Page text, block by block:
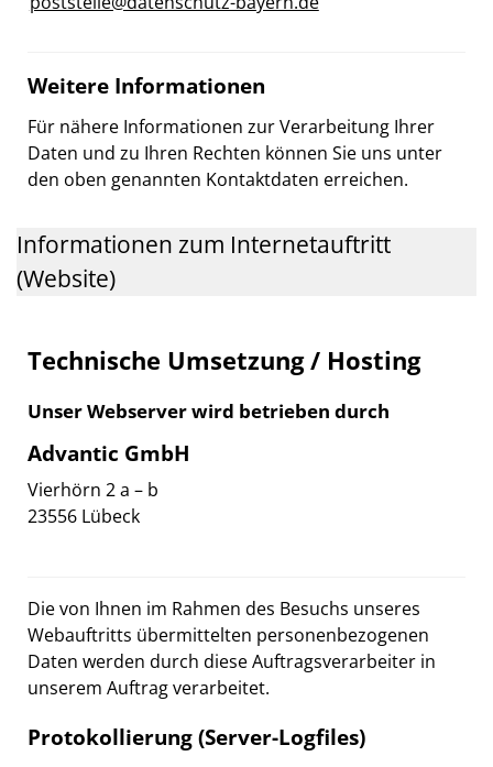
Weitere Informationen
Für nähere Informationen zur Verarbeitung Ihrer
Daten und zu Ihren Rechten können Sie uns unter
den oben genannten Kontaktdaten erreichen.
Informationen zum Internetauftritt
(Website)
Technische Umsetzung / Hosting
Unser Webserver wird betrieben durch
Advantic GmbH
Vierhörn 2 a – b
23556 Lübeck
Die von Ihnen im Rahmen des Besuchs unseres
Webauftritts übermittelten personenbezogenen
Daten werden durch diese Auftragsverarbeiter in
unserem Auftrag verarbeitet.
Protokollierung (Server-Logfiles)